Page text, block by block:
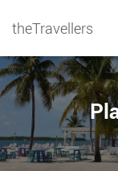
theTravellers